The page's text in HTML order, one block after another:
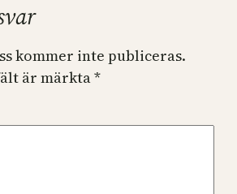
kommer inte publiceras.
är märkta*